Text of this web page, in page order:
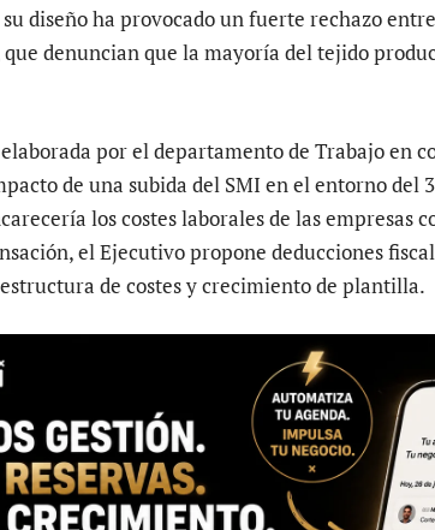
diseño ha provocado un fuerte rechazo
denuncian que la mayoría del tejido
por el departamento de Trabajo en
de una subida del SMI en el entorno del
los costes laborales de las empresas
el Ejecutivo propone deducciones
de costes y crecimiento de plantilla.